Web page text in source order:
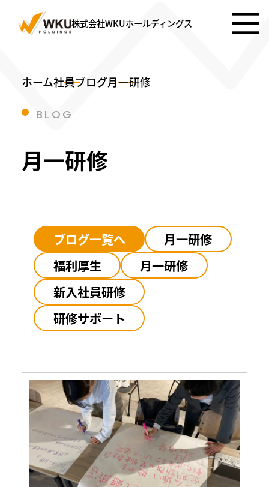
株式会社WKUホールディングス
ホーム社員ブログ月一研修
BLOG
月一研修
ブログ一覧へ
月一研修
福利厚生
月一研修
新入社員研修
研修サポート